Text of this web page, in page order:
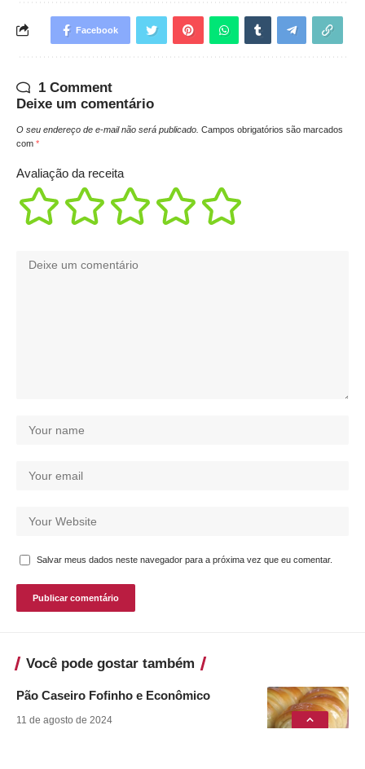
Facebook
1 Comment
Deixe um comentário
O seu endereço de e-mail não será publicado. Campos obrigatórios são marcados
com *
Avaliação da receita
Salvar meus dados neste navegador para a próxima vez que eu comentar.
Você pode gostar também
Pão Caseiro Fofinho e Econômico
11 de agosto de 2024